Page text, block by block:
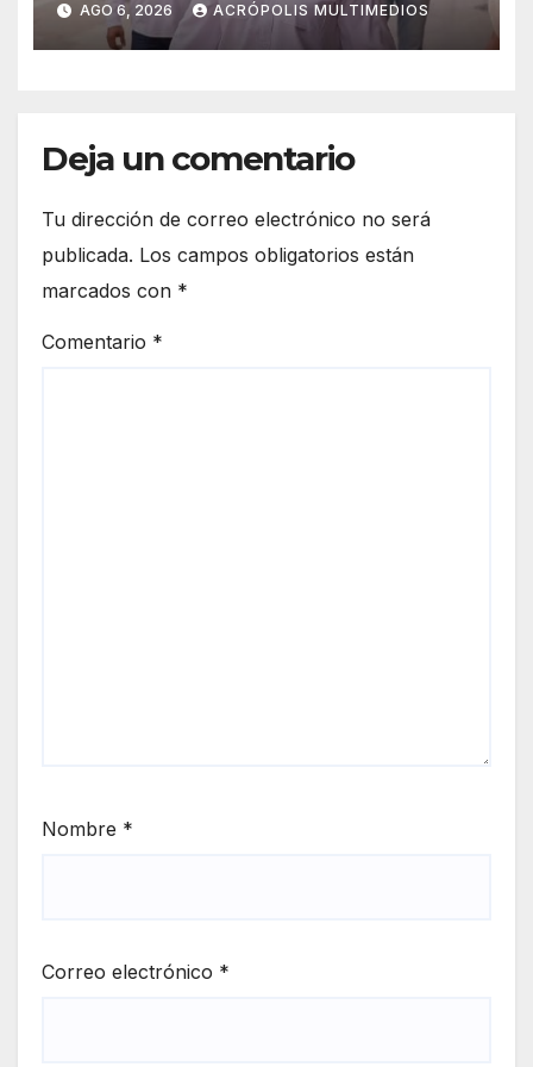
AGO 6, 2026 ACRÓPOLIS MULTIMEDIOS
Deja un comentario
Tu dirección de correo electrónico no será
publicada. Los campos obligatorios están
marcados con *
Comentario *
Nombre *
Correo electrónico *